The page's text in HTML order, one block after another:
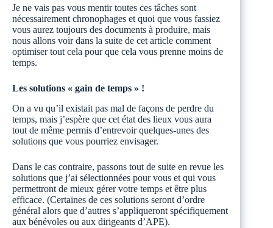
Je ne vais pas vous mentir toutes ces tâches sont
nécessairement chronophages et quoi que vous fassiez
vous aurez toujours des documents à produire, mais
nous allons voir dans la suite de cet article comment
optimiser tout cela pour que cela vous prenne moins de
temps.
Les solutions « gain de temps » !
On a vu qu’il existait pas mal de façons de perdre du
temps, mais j’espère que cet état des lieux vous aura
tout de même permis d’entrevoir quelques-unes des
solutions que vous pourriez envisager.
Dans le cas contraire, passons tout de suite en revue les
solutions que j’ai sélectionnées pour vous et qui vous
permettront de mieux gérer votre temps et être plus
efficace. (Certaines de ces solutions seront d’ordre
général alors que d’autres s’appliqueront spécifiquement
aux bénévoles ou aux dirigeants d’APE).